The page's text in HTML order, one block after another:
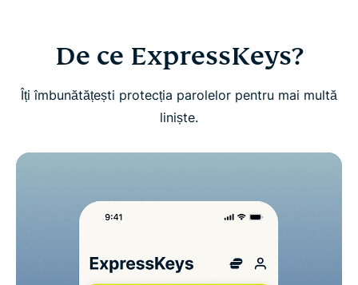
Întrebări frecvente despre ExpressKeys
Dacă ești utilizator nou, obține o perioadă de
probă fără riscuri pentru ExpressKeys
De ce ExpressKeys?
Îți îmbunătățești protecția parolelor pentru mai multă
liniște.